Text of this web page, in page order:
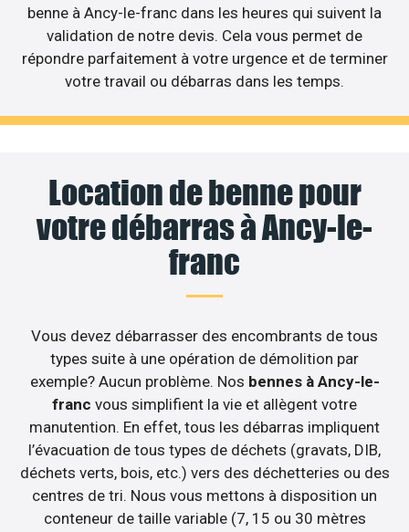
benne à Ancy-le-franc dans les heures qui suivent la
validation de notre devis. Cela vous permet de
répondre parfaitement à votre urgence et de terminer
votre travail ou débarras dans les temps.
Location de benne pour
votre débarras à Ancy-le-
franc
Vous devez débarrasser des encombrants de tous
types suite à une opération de démolition par
exemple? Aucun problème. Nos bennes à Ancy-le-
franc vous simplifient la vie et allègent votre
manutention. En effet, tous les débarras impliquent
l’évacuation de tous types de déchets (gravats, DIB,
déchets verts, bois, etc.) vers des déchetteries ou des
centres de tri. Nous vous mettons à disposition un
conteneur de taille variable (7, 15 ou 30 mètres